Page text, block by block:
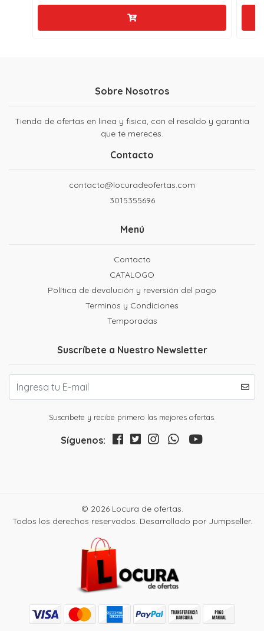
Sobre Nosotros
Tienda de ofertas en linea y fisica, con el resaldo y garantia
que te mereces.
Contacto
contacto@locuradeofertas.com
3015355696
Menú
Contacto
CATALOGO
Política de devolución y reversión del pago
Terminos y Condiciones
Temporadas
Suscríbete a Nuestro Newsletter
Suscribete y recibe primero las mejores ofertas.
Síguenos:
© 2026 Locura de ofertas.
Todos los derechos reservados. Desarrollado por Jumpseller.